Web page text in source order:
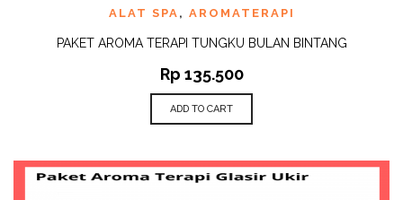
ALAT SPA , AROMATERAPI
PAKET AROMA TERAPI TUNGKU BULAN BINTANG
Rp 135.500
ADD TO CART